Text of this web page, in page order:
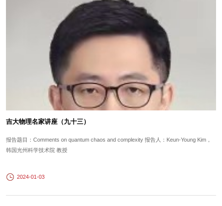
吉大物理名家讲座（九十三）
报告题目：Comments on quantum chaos and complexity 报告人：Keun-Young Kim，
韩国光州科学技术院 教授
2024-01-03